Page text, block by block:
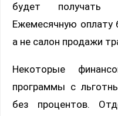
будет получать
Ежемесячную оплату
а не салон продажи
Некоторые
программы с
без процентов.